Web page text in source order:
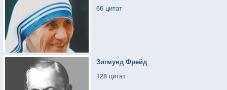
66 цитат
Зигмунд Фрейд
128 цитат